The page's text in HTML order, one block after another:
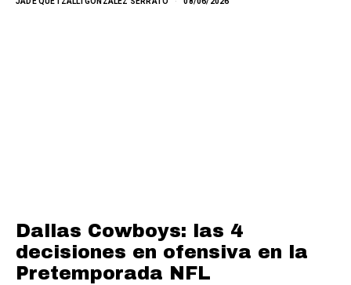
Dallas Cowboys: las 4
decisiones en ofensiva en la
Pretemporada NFL